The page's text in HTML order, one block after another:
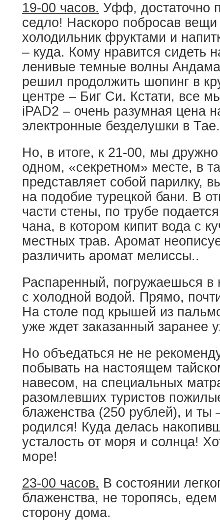
19-00 часов. Уфф, достаточно
седло! Наскоро побросав
холодильник фруктами и
– куда. Кому нравится сидеть
ленивые темные волны
решил продолжить шопинг в
центре – Биг Си. Кстати, все
iPAD2 – очень разумная цена
электронные безделушки в Тае.
Но, в итоге, к 21-00, мы
одном, «секретном» месте, в
представляет собой парилку,
на подобие турецкой бани. В
части стены, по трубе
чана, в котором кипит вода с
местных трав. Аромат
различить аромат мелиссы..
Распаренный, погружаешься в
с холодной водой. Прямо,
На столе под крышей из
уже ждет заказанный заранее
Но объедаться не не
побывать на настоящем
навесом, на специальных
разомлевших туристов
блаженства (250 рублей), и ты
родился! Куда делась
усталость от моря и солнца!
море!
23-00 часов. В состоянии
блаженства, не торопясь,
сторону дома.